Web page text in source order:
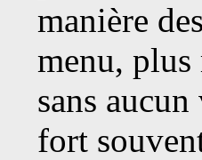
manière
menu, plus
sans
fort